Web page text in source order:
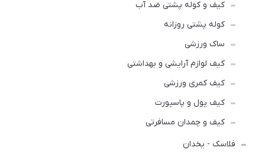
کیف و کوله پشتی ضد آب
کوله پشتی روزانه
ساک ورزشی
کیف لوازم آرایشی و بهداشتی
کیف کمری ورزشی
کیف پول و پاسپورت
کیف و چمدان مسافرتی
فلاسک - یخدان